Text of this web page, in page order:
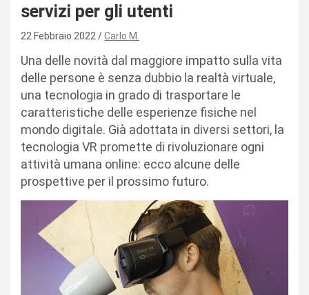
servizi per gli utenti
22 Febbraio 2022 Carlo M.
Una delle novità dal maggiore impatto sulla vita
delle persone è senza dubbio la realtà virtuale,
una tecnologia in grado di trasportare le
caratteristiche delle esperienze fisiche nel
mondo digitale. Già adottata in diversi settori, la
tecnologia VR promette di rivoluzionare ogni
attività umana online: ecco alcune delle
prospettive per il prossimo futuro.